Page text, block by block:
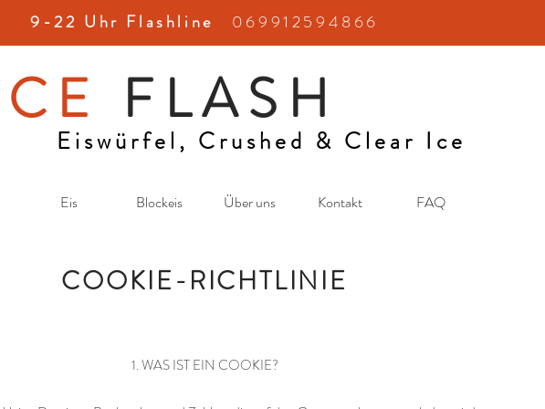
​9-22 Uhr Flashline 069912594866
FLASH
Eiswürfel, Crushed & Clear Ice
Eis Blockeis Über uns Kontakt FAQ
COOKIE-RICHTLINIE
1. WAS IST EIN COOKIE?